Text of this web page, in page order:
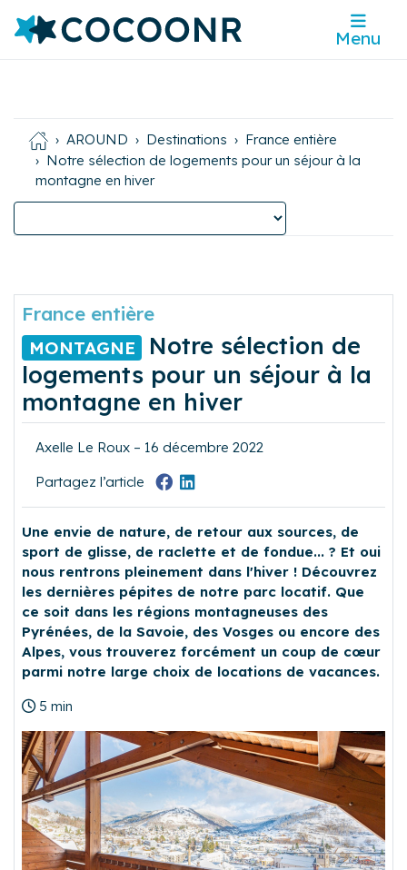
Menu
AROUND Destinations
France entière
Notre sélection de logements pour un séjour à la
montagne en hiver
France entière
MONTAGNE
Notre sélection de
logements pour un séjour à la
montagne en hiver
Axelle Le Roux – 16 décembre 2022
Partagez l’article
Une envie de nature, de retour aux sources, de
sport de glisse, de raclette et de fondue... ? Et oui
nous rentrons pleinement dans l'hiver ! Découvrez
les dernières pépites de notre parc locatif. Que
ce soit dans les régions montagneuses des
Pyrénées, de la Savoie, des Vosges ou encore des
Alpes, vous trouverez forcément un coup de cœur
parmi notre large choix de locations de vacances.
5 min